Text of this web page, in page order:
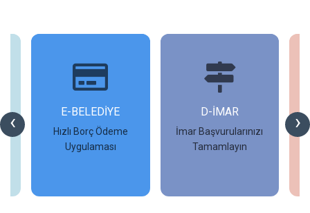
‹ ›
E-BELEDİYE
Hızlı Borç Ödeme
Uygulaması
D-İMAR
İmar Başvurularınızı
Tamamlayın